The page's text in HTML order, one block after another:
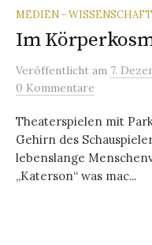
MEDIEN - WISSENSCHAFT
Im
Veröffentlicht am 7.
0 Kommentare
Theaterspielen mit
Gehirn des
lebenslange
„Katerson“ was mac...